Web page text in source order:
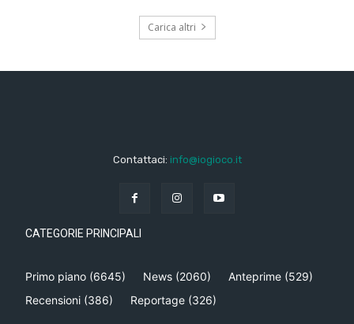
Carica altri
Contattaci: info@iogioco.it
CATEGORIE PRINCIPALI
Primo piano (6645) News (2060) Anteprime (529)
Recensioni (386) Reportage (326)